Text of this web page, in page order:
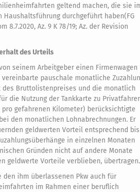
geltend machen, die sie
Haushaltsführung durchgeführt haben(FG
8.7.2020, Az. 9 K 78/19; Az. der Revision
des Urteils
seinem Arbeitgeber einen Firmenwagen
pauschale monatliche
des Bruttolistenpreises und die monatlich
die Nutzung der Tankkarte zu
pro gefahrenen Kilometer) berücksichtigte
den monatlichen Lohnabrechnungen. Er
geldwerten Vorteil entsprechend bis
in einzelnen Monaten
Gründen nicht auf andere Monate
geldwerte Vorteile verblieben, übertragen.
den ihm überlassenen Pkw auch für
im Rahmen einer beruflich